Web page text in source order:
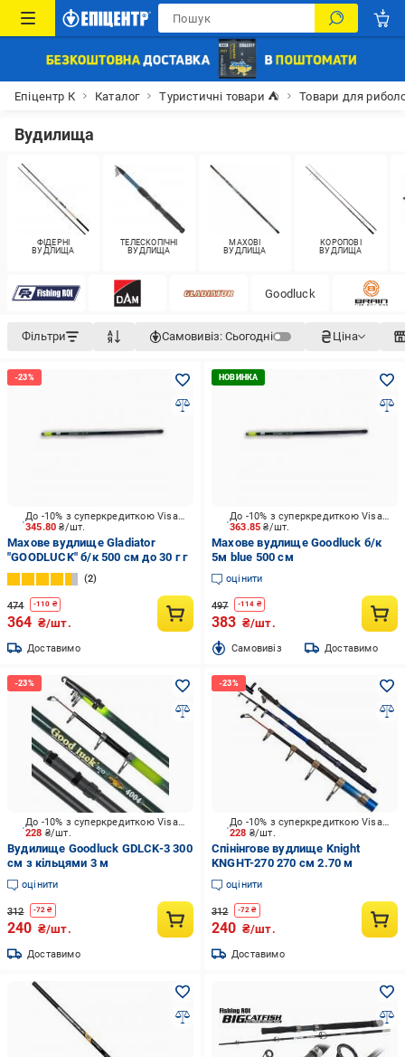
Епіцентр К Каталог Туристичні товари ⛺ Товари для
Вудилища
ФІДЕРНІ
ВУДЛИЩА
ТЕЛЕСКОПІЧНІ
ВУДЛИЩА
МАХОВІ
ВУДЛИЩА
КОРОПОВІ
ВУДЛИЩА
Goodluck
Фільтри Самовивіз: Сьогодні Ціна
345.80₴/шт.
До -10% з суперкредиткою Visa Вигода
Махове вудлище Gladiator
"GOODLUCK" б/к 500 см до 30 г г
2
474 -110 ₴
364 ₴/шт.
Доставимо
363.85₴/шт.
До -10% з суперкредиткою Visa Вигода
Махове вудлище Goodluck б/к
5м blue 500 см
оцінити
497 -114 ₴
383 ₴/шт.
Cамовивіз Доставимо
228 ₴/шт.
До -10% з суперкредиткою Visa Вигода
Вудилище Goodluck GDLCK-3 300
см з кільцями 3 м
оцінити
312 -72 ₴
240 ₴/шт.
Доставимо
228 ₴/шт.
До -10% з суперкредиткою Visa Вигода
Спінінгове вудлище Knight
KNGHT-270 270 см 2.70 м
оцінити
312 -72 ₴
240 ₴/шт.
Доставимо